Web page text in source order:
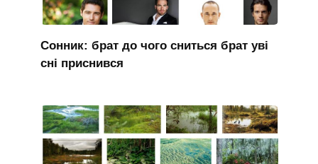
Сонник: брат до чого сниться брат уві
сні приснився